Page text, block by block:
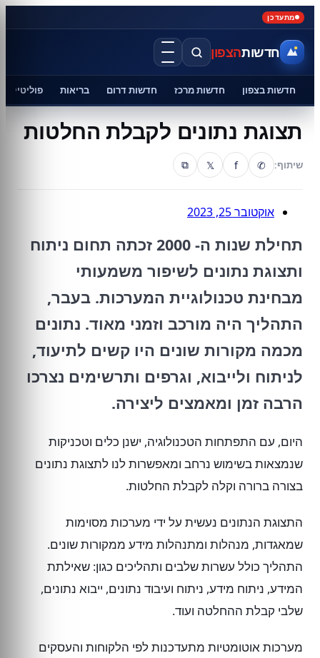
מתעדכן
חדשותהצפון
חדשות בצפון חדשות מרכז חדשות דרום בריאות פוליטיקה
תצוגת נתונים לקבלת החלטות
שיתוף: ✆
f
𝕏
⧉
אוקטובר 25, 2023
תחילת שנות ה- 2000 זכתה תחום ניתוח
ותצוגת נתונים לשיפור משמעותי
מבחינת טכנולוגיית המערכות. בעבר,
התהליך היה מורכב וזמני מאוד. נתונים
מכמה מקורות שונים היו קשים לתיעוד,
לניתוח ולייבוא, וגרפים ותרשימים נצרכו
הרבה זמן ומאמצים ליצירה.
היום, עם התפתחות הטכנולוגיה, ישנן כלים וטכניקות
שנמצאות בשימוש נרחב ומאפשרות לנו לתצוגת נתונים
בצורה ברורה וקלה לקבלת החלטות.
התצוגת הנתונים נעשית על ידי מערכות מסוימות
שמאגדות, מנהלות ומתנהלות מידע ממקורות שונים.
התהליך כולל עשרות שלבים ותהליכים כגון: שאילתת
המידע, ניתוח מידע, ניתוח ועיבוד נתונים, ייבוא נתונים,
שלבי קבלת ההחלטה ועוד.
מערכות אוטומטיות מתעדכנות לפי הלקוחות והעסקים